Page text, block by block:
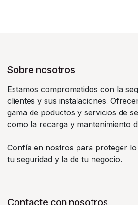
Sobre nosotros
Estamos comprometidos con la
clientes y sus instalaciones.
gama de poductos y servicios de
como la recarga y mantenimiento
Confía en nostros para proteger lo
tu seguridad y la de tu negocio.
Contacte con nosotros